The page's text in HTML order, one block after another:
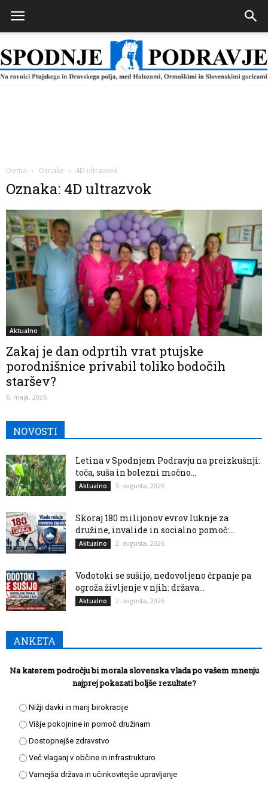
Doma Oznake 4D ultrazvok
Oznaka: 4D ultrazvok
Aktualno
Zakaj je dan odprtih vrat ptujske
porodnišnice privabil toliko bodočih
staršev?
6. maja, 2026
NOVOSTI
Letina v Spodnjem Podravju na preizkušnji:
toča, suša in bolezni močno...
Aktualno 3. avgusta, 2026
Skoraj 180 milijonov evrov luknje za
družine, invalide in socialno pomoč:...
Aktualno 2. avgusta, 2026
Vodotoki se sušijo, nedovoljeno črpanje pa
ogroža življenje v njih: država...
Aktualno 2. avgusta, 2026
ANKETA
Na katerem področju bi morala slovenska vlada po vašem mnenju
najprej pokazati boljše rezultate?
Nižji davki in manj birokracije
Višje pokojnine in pomoč družinam
Dostopnejše zdravstvo
Več vlaganj v občine in infrastrukturo
Varnejša država in učinkovitejše upravljanje